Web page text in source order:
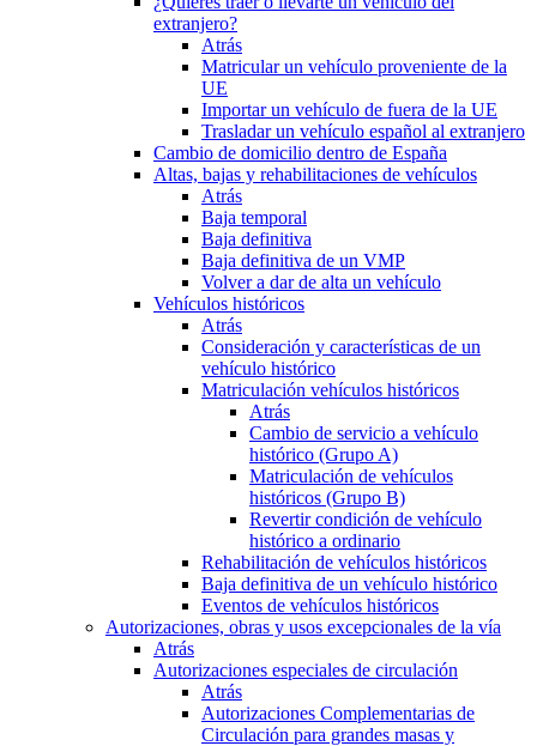
extranjero?
Atrás
Matricular un vehículo proveniente de la
UE
Importar un vehículo de fuera de la UE
Trasladar un vehículo español al extranjero
Cambio de domicilio dentro de España
Altas, bajas y rehabilitaciones de vehículos
Atrás
Baja temporal
Baja definitiva
Baja definitiva de un VMP
Volver a dar de alta un vehículo
Vehículos históricos
Atrás
Consideración y características de un
vehículo histórico
Matriculación vehículos históricos
Atrás
Cambio de servicio a vehículo
histórico (Grupo A)
Matriculación de vehículos
históricos (Grupo B)
Revertir condición de vehículo
histórico a ordinario
Rehabilitación de vehículos históricos
Baja definitiva de un vehículo histórico
Eventos de vehículos históricos
Autorizaciones, obras y usos excepcionales de la vía
Atrás
Autorizaciones especiales de circulación
Atrás
Autorizaciones Complementarias de
Circulación para grandes masas y